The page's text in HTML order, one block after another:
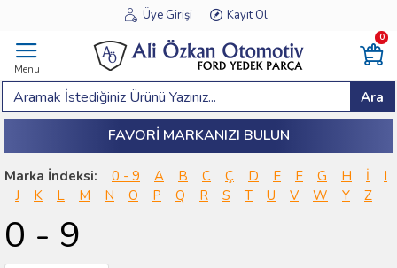
Üye Girişi Kayıt Ol
Menü
0
Ara
FAVORI MARKANIZI BULUN
Marka İndeksi: 0 - 9 A B C Ç D E F G H İ
I
J
K L M N O P Q R S T U V W Y Z
0 - 9